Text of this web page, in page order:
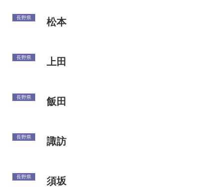
長野県 松本
長野県 上田
長野県 飯田
長野県 諏訪
長野県 須坂